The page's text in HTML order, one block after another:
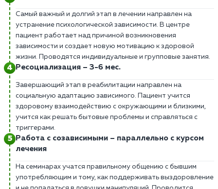
Самый важный и долгий этап в лечении направлен на
устранение психологической зависимости. В центре
пациент работает над причиной возникновения
зависимости и создает новую мотивацию к здоровой
жизни. Проводятся индивидуальные и групповые занятия.
Ресоциализация – 3-6 мес.
Завершающий этап в реабилитации направлен на
социальную адаптацию зависимого. Пациент учится
здоровому взаимодействию с окружающими и близкими,
учится как решать бытовые проблемы и справляться с
триггерами.
Работа с созависимыми – параллельно с курсом
лечения
На семинарах учатся правильному общению с бывшим
употребляющим и тому, как поддерживать выздоровление